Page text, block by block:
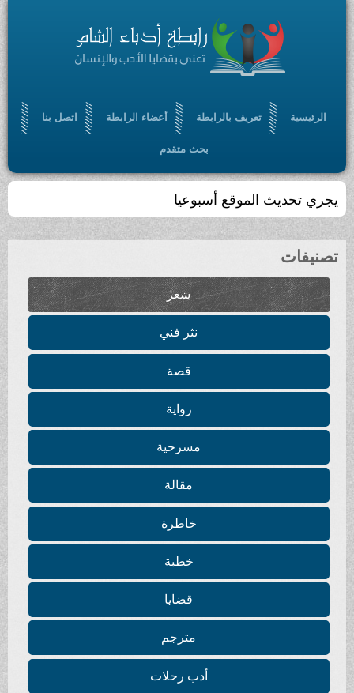
الرئيسية تعريف بالرابطة أعضاء الرابطة اتصل بنا
بحث متقدم
يجري تحديث الموقع أسبوعيا
تصنيفات
شعر
نثر فني
قصة
رواية
مسرحية
مقالة
خاطرة
خطبة
قضايا
مترجم
أدب رحلات